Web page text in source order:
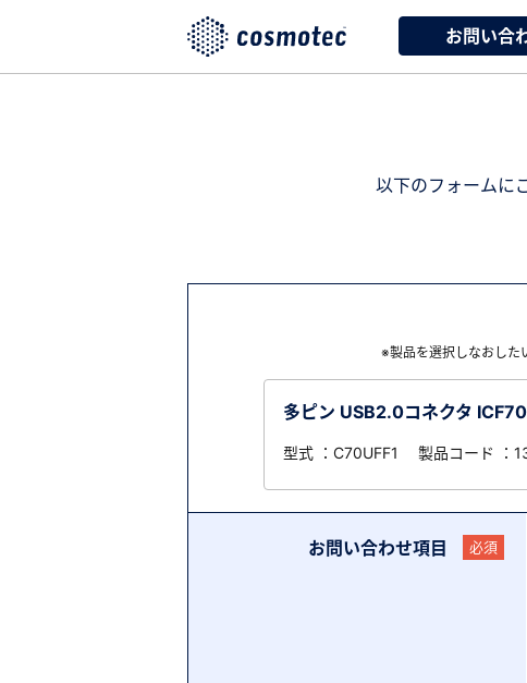
お問い合
以下のフォームに
※製品を選択しなおした
多ピン USB2.0コネクタ
型式 ：C70UFF1 製品コード ：
お問い合わせ項目 必須